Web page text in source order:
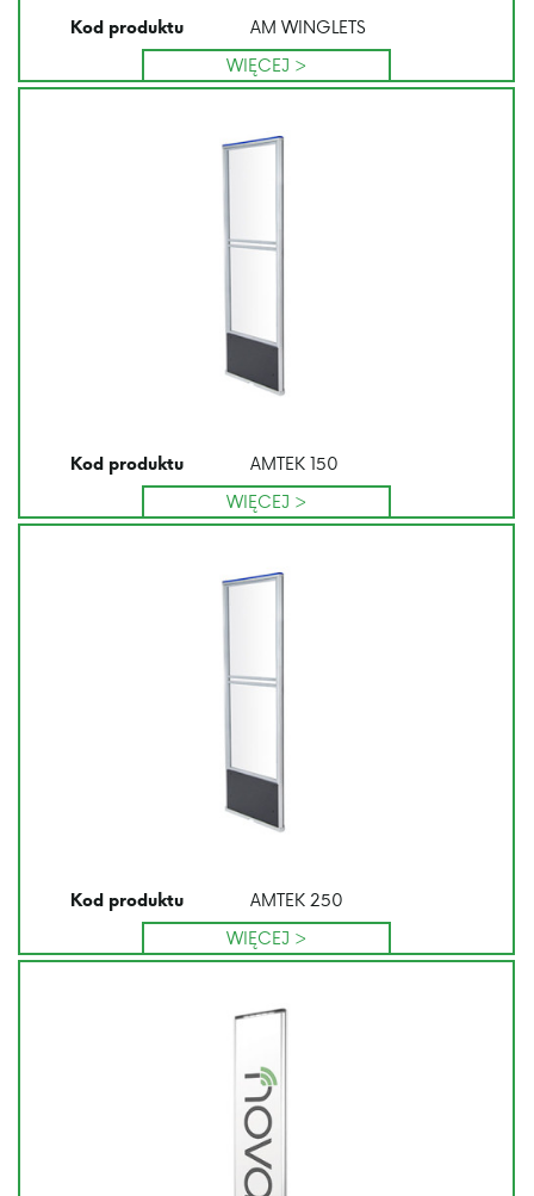
Kod produktu
AM WINGLETS
WIĘCEJ >
Kod produktu
AMTEK 150
WIĘCEJ >
Kod produktu
AMTEK 250
WIĘCEJ >